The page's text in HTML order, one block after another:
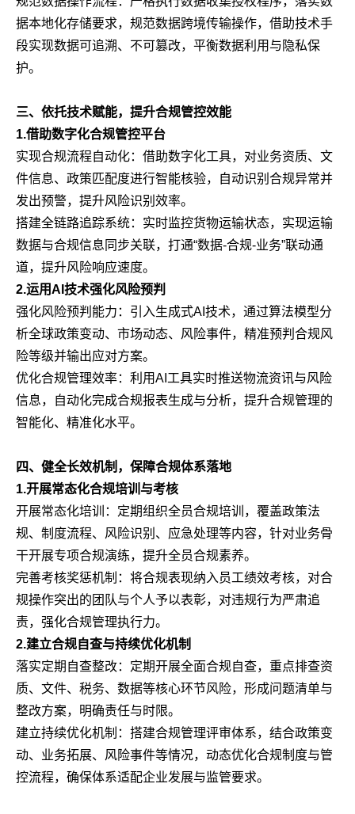
据本地化存储要求，规范数据跨境传输操作，借助技术手
段实现数据可追溯、不可篡改，平衡数据利用与隐私保
护。
三、依托技术赋能，提升合规管控效能
1.借助数字化合规管控平台
实现合规流程自动化：借助数字化工具，对业务资质、文
件信息、政策匹配度进行智能核验，自动识别合规异常并
发出预警，提升风险识别效率。
搭建全链路追踪系统：实时监控货物运输状态，实现运输
数据与合规信息同步关联，打通“数据-合规-业务”联动通
道，提升风险响应速度。
2.运用AI技术强化风险预判
强化风险预判能力：引入生成式AI技术，通过算法模型分
析全球政策变动、市场动态、风险事件，精准预判合规风
险等级并输出应对方案。
优化合规管理效率：利用AI工具实时推送物流资讯与风险
信息，自动化完成合规报表生成与分析，提升合规管理的
智能化、精准化水平。
四、健全长效机制，保障合规体系落地
1.开展常态化合规培训与考核
开展常态化培训：定期组织全员合规培训，覆盖政策法
规、制度流程、风险识别、应急处理等内容，针对业务骨
干开展专项合规演练，提升全员合规素养。
完善考核奖惩机制：将合规表现纳入员工绩效考核，对合
规操作突出的团队与个人予以表彰，对违规行为严肃追
责，强化合规管理执行力。
2.建立合规自查与持续优化机制
落实定期自查整改：定期开展全面合规自查，重点排查资
质、文件、税务、数据等核心环节风险，形成问题清单与
整改方案，明确责任与时限。
建立持续优化机制：搭建合规管理评审体系，结合政策变
动、业务拓展、风险事件等情况，动态优化合规制度与管
控流程，确保体系适配企业发展与监管要求。